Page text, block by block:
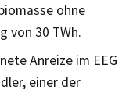
ohne
von 30 TWh.
Anreize im EEG
einer der